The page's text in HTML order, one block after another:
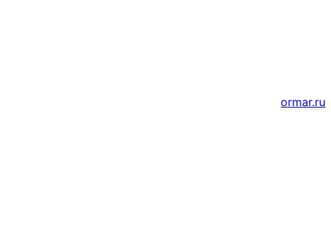
ormar.ru